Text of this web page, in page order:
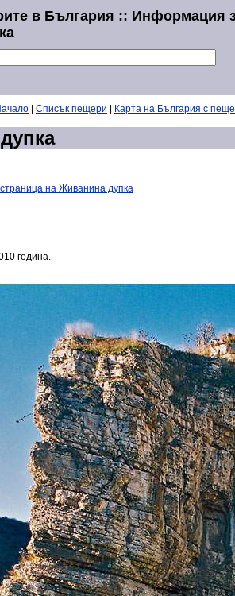
в България :: Информация
Списък пещери Карта на България с
на Живанина дупка
година.